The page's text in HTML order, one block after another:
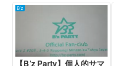
B'z
【B’z Party】個人的サマ